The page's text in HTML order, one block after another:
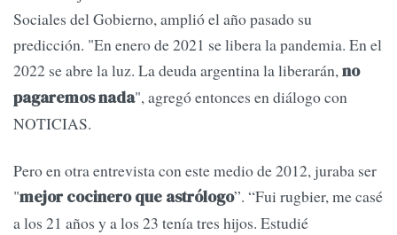
Sociales del Gobierno, amplió el año pasado su
predicción. "En enero de 2021 se libera la pandemia. En el
2022 se abre la luz. La deuda argentina la liberarán, no
pagaremos nada", agregó entonces en diálogo con
NOTICIAS.
Pero en otra entrevista con este medio de 2012, juraba ser
"mejor cocinero que astrólogo”. “Fui rugbier, me casé
a los 21 años y a los 23 tenía tres hijos. Estudié